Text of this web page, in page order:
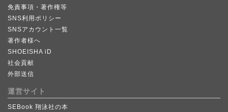
免責事項・著作権等
SNS利用ポリシー
SNSアカウント一覧
著作者様へ
SHOEISHA iD
社会貢献
外部送信
運営サイト
SEBook 翔泳社の本